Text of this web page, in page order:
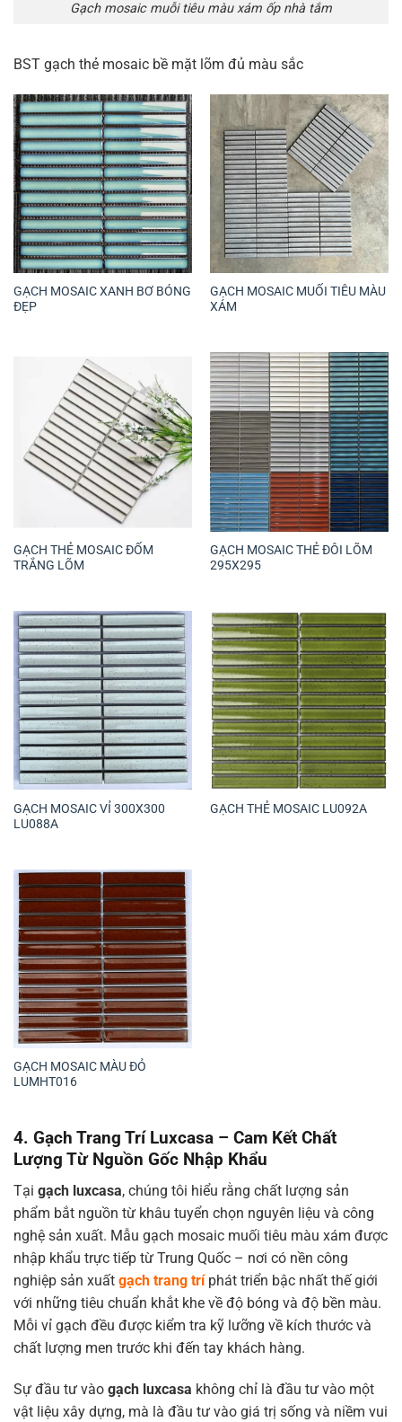
Gạch mosaic muỗi tiêu màu xám ốp nhà tắm
BST gạch thẻ mosaic bề mặt lõm đủ màu sắc
GẠCH MOSAIC XANH BƠ BÓNG
ĐẸP
GẠCH MOSAIC MUỐI TIÊU MÀU
XÁM
GẠCH THẺ MOSAIC ĐỐM
TRẮNG LÕM
GẠCH MOSAIC THẺ ĐÔI LÕM
295X295
GẠCH MOSAIC VỈ 300X300
LU088A
GẠCH THẺ MOSAIC LU092A
GẠCH MOSAIC MÀU ĐỎ
LUMHT016
4. Gạch Trang Trí Luxcasa – Cam Kết Chất
Lượng Từ Nguồn Gốc Nhập Khẩu
Tại gạch luxcasa, chúng tôi hiểu rằng chất lượng sản
phẩm bắt nguồn từ khâu tuyển chọn nguyên liệu và công
nghệ sản xuất. Mẫu gạch mosaic muối tiêu màu xám được
nhập khẩu trực tiếp từ Trung Quốc – nơi có nền công
nghiệp sản xuất gạch trang tríphát triển bậc nhất thế giới
với những tiêu chuẩn khắt khe về độ bóng và độ bền màu.
Mỗi vỉ gạch đều được kiểm tra kỹ lưỡng về kích thước và
chất lượng men trước khi đến tay khách hàng.
Sự đầu tư vào gạch luxcasa không chỉ là đầu tư vào một
vật liệu xây dựng, mà là đầu tư vào giá trị sống và niềm vui